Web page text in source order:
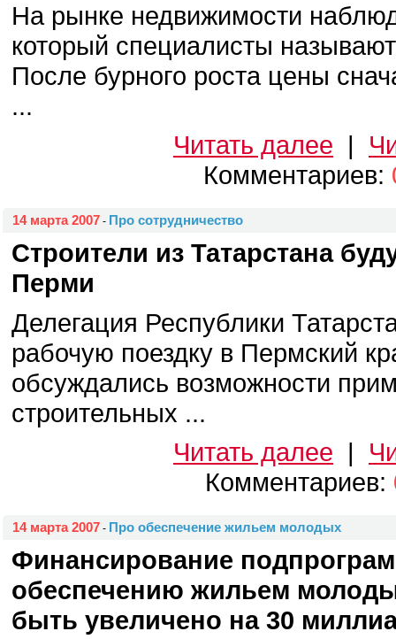
На рынке недвижимости
который специалисты
После бурного роста цены
...
Читать далее |
Комментариев:
14 марта 2007 - Про сотрудничество
Строители из Татарстана
Перми
Делегация Республики
рабочую поездку в Пермский
обсуждались возможности
строительных ...
Читать далее |
Комментариев:
14 марта 2007 - Про обеспечение жильем молодых
Финансирование
обеспечению жильем
быть увеличено на 30